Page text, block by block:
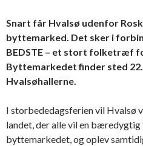
Snart får Hvalsø udenfor
byttemarked. Det sker i
BEDSTE – et stort folketræf
Byttemarkedet finder sted 22.
Hvalsøhallerne.
I storbededagsferien vil Hvalsø
landet, der alle vil en
byttemarkedet, og oplev